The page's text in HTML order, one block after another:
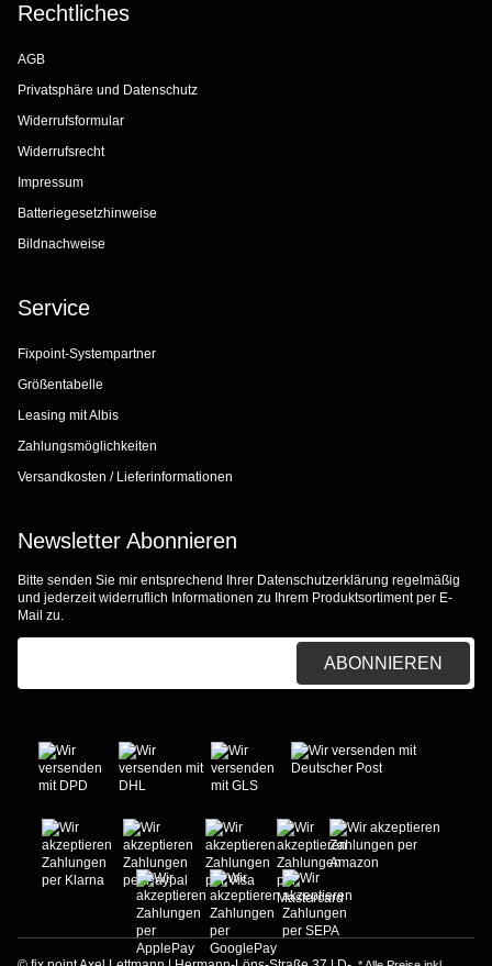
Rechtliches
AGB
Privatsphäre und Datenschutz
Widerrufsformular
Widerrufsrecht
Impressum
Batteriegesetzhinweise
Bildnachweise
Service
Fixpoint-Systempartner
Größentabelle
Leasing mit Albis
Zahlungsmöglichkeiten
Versandkosten / Lieferinformationen
Newsletter Abonnieren
Bitte senden Sie mir entsprechend Ihrer Datenschutzerklärung regelmäßig
und jederzeit widerruflich Informationen zu Ihrem Produktsortiment per E-
Mail zu.
ABONNIEREN